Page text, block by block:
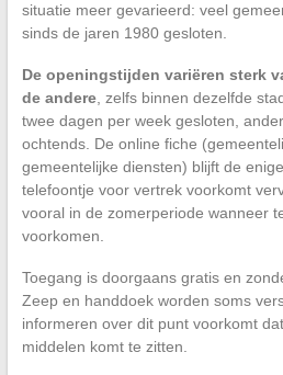
situatie meer gevarieerd: veel
sinds de jaren 1980 gesloten.
De openingstijden variëren sterk
de andere, zelfs binnen dezelfde
twee dagen per week gesloten,
ochtends. De online fiche
gemeentelijke diensten) blijft de
telefoontje voor vertrek voorkomt
vooral in de zomerperiode wanneer
voorkomen.
Toegang is doorgaans gratis en
Zeep en handdoek worden soms
informeren over dit punt voorkomt
middelen komt te zitten.